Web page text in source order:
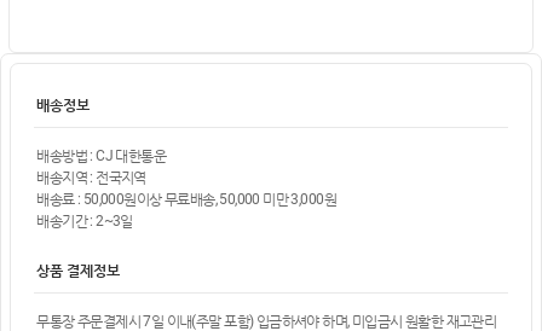
배송정보
배송방법 : CJ 대한통운
배송지역 : 전국지역
배송료 : 50,000원이상 무료배송, 50,000 미만 3,000원
배송기간 : 2~3일
상품 결제정보
무통장 주문결제시 7일 이내(주말 포함) 입금하셔야 하며, 미입금시 원활한 재고관리